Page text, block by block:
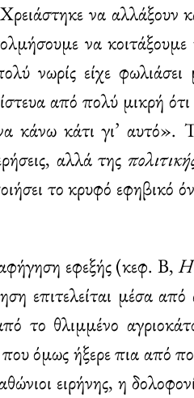
να αλλάξουν
να
νωρίς είχε
από πολύ μικρή
κάνω κάτι γι’ αυτό».
αλλά της
το κρυφό εφηβικό
εφεξής (κεφ. Β,Η
επιτελείται μέσα από
το θλιμμένο
όμως ήξερε πια από
ειρήνης, η